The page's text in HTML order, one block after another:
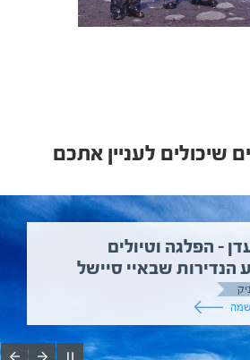
שיכולים לעניין אתכם
– הפלגה וטיולים
שבאיי סיישל